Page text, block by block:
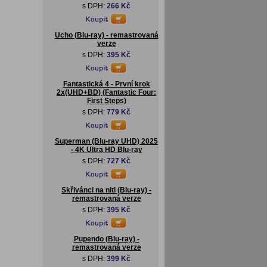
s DPH: 266 Kč
Ucho (Blu-ray) - remastrovaná
verze
s DPH: 395 Kč
Fantastická 4 - První krok
2x(UHD+BD) (Fantastic Four:
First Steps)
s DPH: 779 Kč
Superman (Blu-ray UHD) 2025
- 4K Ultra HD Blu-ray
s DPH: 727 Kč
Skřivánci na niti (Blu-ray) -
remastrovaná verze
s DPH: 395 Kč
Pupendo (Blu-ray) -
remastrovaná verze
s DPH: 399 Kč